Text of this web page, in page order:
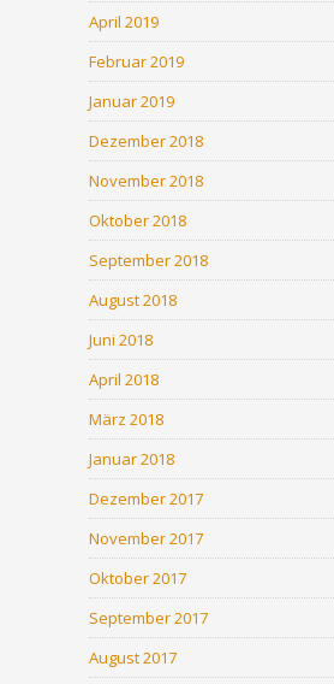
April 2019
Februar 2019
Januar 2019
Dezember 2018
November 2018
Oktober 2018
September 2018
August 2018
Juni 2018
April 2018
März 2018
Januar 2018
Dezember 2017
November 2017
Oktober 2017
September 2017
August 2017